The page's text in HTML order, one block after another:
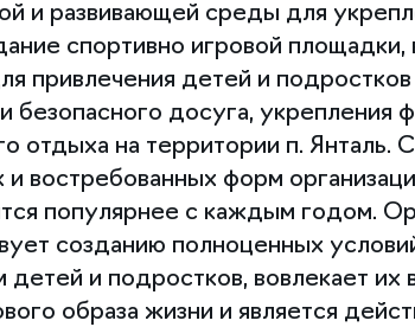
и развивающей среды для
спортивно игровой
привлечения детей и подростков
безопасного досуга, укрепления
отдыха на территории п. Янталь.
востребованных форм
популярнее с каждым годом.
созданию полноценных
и подростков, вовлекает их
образа жизни и является